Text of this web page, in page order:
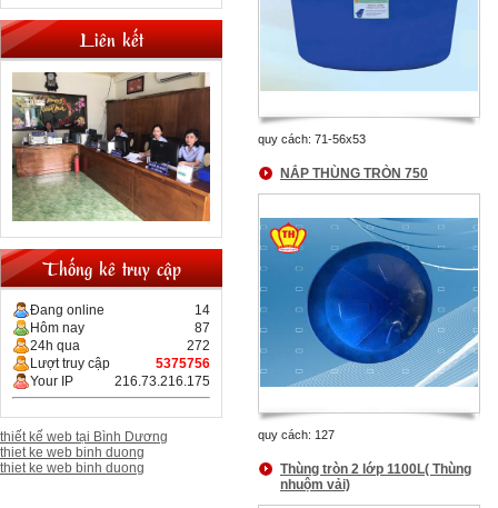
Liên kết
Thống kê truy cập
Đang online
14
Hôm nay
87
24h qua
272
Lượt truy cập
5375756
Your IP
216.73.216.175
thiết kế web tại Bình Dương
thiet ke web binh duong
thiet ke web binh duong
quy cách: 71-56x53
NẮP THÙNG TRÒN 750
quy cách: 127
Thùng tròn 2 lớp 1100L( Thùng
nhuộm vải)